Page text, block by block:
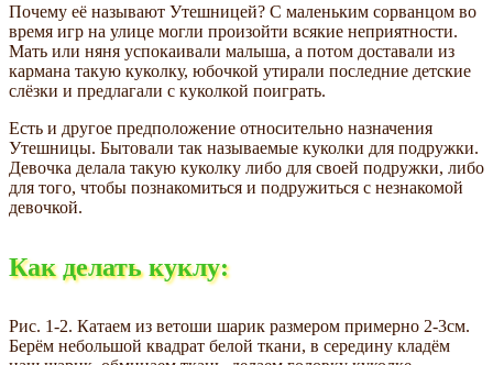
Почему её называют Утешницей? С маленьким сорванцом во
время игр на улице могли произойти всякие неприятности.
Мать или няня успокаивали малыша, а потом доставали из
кармана такую куколку, юбочкой утирали последние детские
слёзки и предлагали с куколкой поиграть.
Есть и другое предположение относительно назначения
Утешницы. Бытовали так называемые куколки для подружки.
Девочка делала такую куколку либо для своей подружки, либо
для того, чтобы познакомиться и подружиться с незнакомой
девочкой.
Как делать куклу:
Рис. 1-2. Катаем из ветоши шарик размером примерно 2-3см.
Берём небольшой квадрат белой ткани, в середину кладём